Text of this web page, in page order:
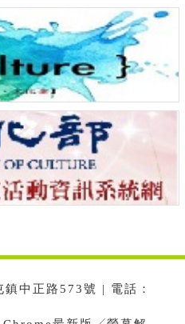
中正路573號 | 電話：